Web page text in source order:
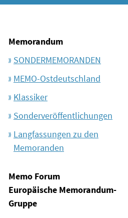
Memorandum
SONDERMEMORANDEN
MEMO-Ostdeutschland
Klassiker
Sonderveröffentlichungen
Langfassungen zu den
Memoranden
Memo Forum
Europäische Memorandum-
Gruppe